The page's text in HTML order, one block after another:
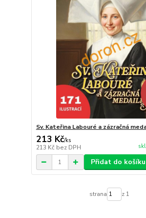
Sv. Kateřina Labouré a zázračná
213 Kč/ks
213 Kč bez DPH
Přidat do košíku
strana z 1